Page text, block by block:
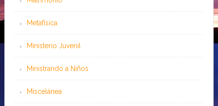
Metafísica
Ministerio Juvenil
Ministrando a Niños
Miscelánea